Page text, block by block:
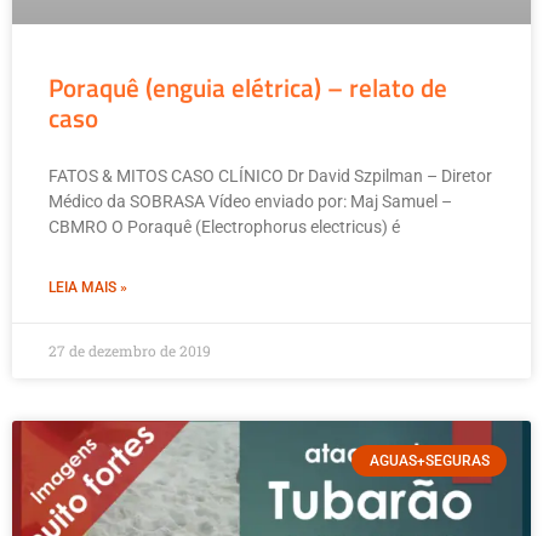
Poraquê (enguia elétrica) – relato de
caso
FATOS & MITOS CASO CLÍNICO Dr David Szpilman – Diretor
Médico da SOBRASA Vídeo enviado por: Maj Samuel –
CBMRO O Poraquê (Electrophorus electricus) é
LEIA MAIS »
27 de dezembro de 2019
AGUAS+SEGURAS